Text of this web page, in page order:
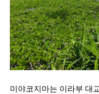
미야코지마는 이라부 대